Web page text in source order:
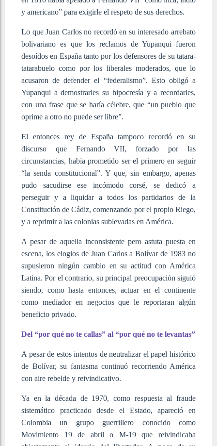
y americano” para exigirle el respeto de sus derechos.
Lo que Juan Carlos no recordó en su interesado arrebato
bolivariano es que los reclamos de Yupanqui fueron
desoídos en España tanto por los defensores de su tatara-
tatarabuelo como por los liberales moderados, que lo
acusaron de defender el “federalismo”. Esto obligó a
Yupanqui a demostrarles su hipocresía y a recordarles,
con una frase que se haría célebre, que “un pueblo que
oprime a otro no puede ser libre”.
El entonces rey de España tampoco recordó en su
discurso que Fernando VII, forzado por las
circunstancias, había prometido ser el primero en seguir
“la senda constitucional”. Y que, sin embargo, apenas
pudo sacudirse ese incómodo corsé, se dedicó a
perseguir y a liquidar a todos los partidarios de la
Constitución de Cádiz, comenzando por el propio Riego,
y a reprimir a las colonias sublevadas en América.
A pesar de aquella inconsistente pero astuta puesta en
escena, los elogios de Juan Carlos a Bolívar de 1983 no
supusieron ningún cambio en su actitud con América
Latina. Por el contrario, su principal preocupación siguió
siendo, como hasta entonces, actuar en el continente
como mediador en negocios que le reportaran algún
beneficio privado.
Del “por qué no te callas” al “por qué no te levantas”
A pesar de estos intentos de neutralizar el papel histórico
de Bolívar, su fantasma continuó recorriendo América
con aire rebelde y reivindicativo.
Ya en la década de 1970, como respuesta al fraude
sistemático practicado desde el Estado, apareció en
Colombia un grupo guerrillero conocido como
Movimiento 19 de abril o M-19 que reivindicaba